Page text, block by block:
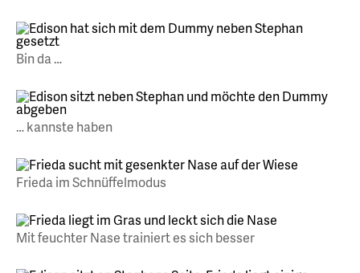
Bin da …
… kannste haben
Frieda im Schnüffelmodus
Mit feuchter Nase trainiert es sich besser